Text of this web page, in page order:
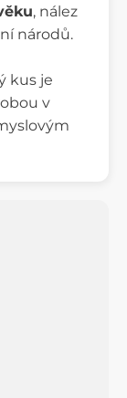
, nález
národů.
kus je
v